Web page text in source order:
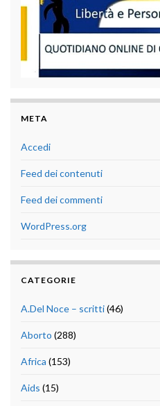
META
Accedi
Feed dei contenuti
Feed dei commenti
WordPress.org
CATEGORIE
A.Del Noce – scritti(46)
Aborto (288)
Africa (153)
Aids (15)